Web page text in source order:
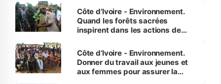
Côte d’Ivoire - Environnement.
Quand les forêts sacrées
inspirent dans les actions de
Côte d’Ivoire - Environnement.
Donner du travail aux jeunes et
aux femmes pour assurer la